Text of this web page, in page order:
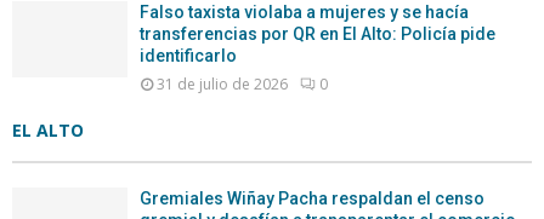
Falso taxista violaba a mujeres y se hacía
transferencias por QR en El Alto: Policía pide
identificarlo
31 de julio de 2026 0
EL ALTO
Gremiales Wiñay Pacha respaldan el censo